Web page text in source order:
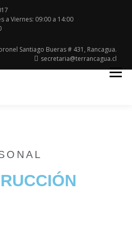
a Viernes: 09:00 a 14:00
Santiago Bueras # 431, Rancagua.
secretaria@terrancagua.cl